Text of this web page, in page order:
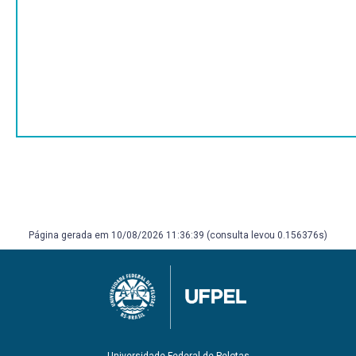
abomaso, intestino; exame do líquido rumenal;
Introdução; automatismo cardíaco; atividade e revolução
cardíaca; sinais clínicos da atividade cardíaca; circulação
periférica; semiologia das alterações cardiovasculares;
sintomas indiretos de cardiopatias colhidos pelo exame
geral; sinais clínicos colhidos pelo exame clínico do
Página gerada em 10/08/2026 11:36:39 (consulta levou 0.156376s)